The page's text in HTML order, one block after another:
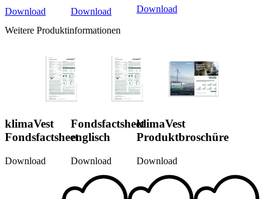
Download Download Download
Weitere Produktinformationen
klimaVest
Fondsfactsheet
Download
Fondsfactsheet
englisch
Download
klimaVest
Produktbroschüre
Download